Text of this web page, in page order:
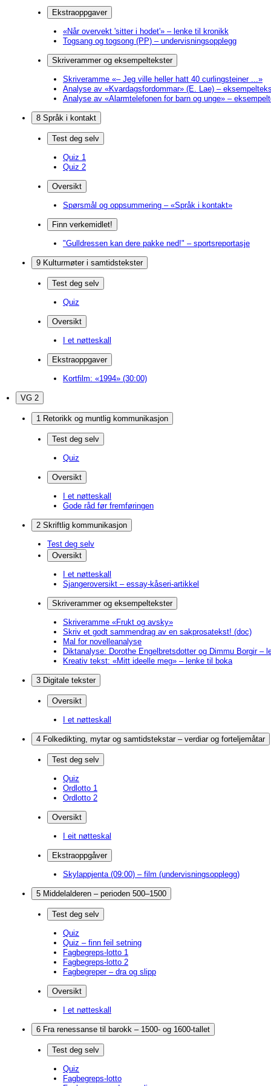
Ekstraoppgaver
«Når overvekt 'sitter i hodet'» – lenke til kronikk
Togsang og togsong (PP) – undervisningsopplegg
Skriverammer og eksempeltekster
Skriveramme «– Jeg ville heller hatt 40 curlingsteiner ...»
Analyse av «Kvardagsfordommar» (E. Lae) –
Analyse av «Alarmtelefonen for barn og unge» –
8 Språk i kontakt
Test deg selv
Quiz 1
Quiz 2
Oversikt
Spørsmål og oppsummering – «Språk i kontakt»
Finn verkemidlet!
"Gulldressen kan dere pakke ned!" – sportsreportasje
9 Kulturmøter i samtidstekster
Test deg selv
Quiz
Oversikt
I et nøtteskall
Ekstraoppgaver
Kortfilm: «1994» (30:00)
VG 2
1 Retorikk og muntlig kommunikasjon
Test deg selv
Quiz
Oversikt
I et nøtteskall
Gode råd før fremføringen
2 Skriftlig kommunikasjon
Test deg selv
Oversikt
I et nøtteskall
Sjangeroversikt – essay-kåseri-artikkel
Skriverammer og eksempeltekster
Skriveramme «Frukt og avsky»
Skriv et godt sammendrag av en sakprosatekst! (doc)
Mal for novelleanalyse
Diktanalyse: Dorothe Engelbretsdotter og Dimmu Borgir –
Kreativ tekst: «Mitt ideelle meg» – lenke til boka
3 Digitale tekster
Oversikt
I et nøtteskall
4 Folkedikting, mytar og samtidstekstar – verdiar og forteljemåtar
Test deg selv
Quiz
Ordlotto 1
Ordlotto 2
Oversikt
I eit nøtteskal
Ekstraoppgåver
Skylappjenta (09:00) – film (undervisningsopplegg)
5 Middelalderen – perioden 500–1500
Test deg selv
Quiz
Quiz – finn feil setning
Fagbegreps-lotto 1
Fagbegreps-lotto 2
Fagbegreper – dra og slipp
Oversikt
I et nøtteskall
6 Fra renessanse til barokk – 1500- og 1600-tallet
Test deg selv
Quiz
Fagbegreps-lotto